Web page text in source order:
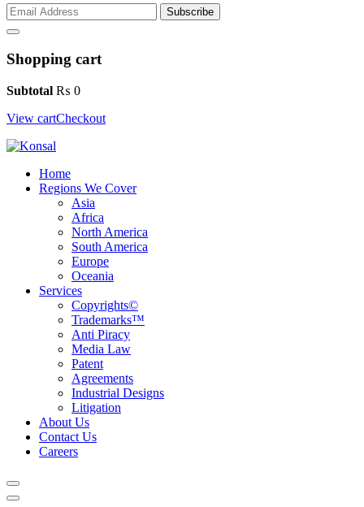
Subscribe
Shopping cart
Subtotal ₨ 0
View cartCheckout
Home
Regions We Cover
Asia
Africa
North America
South America
Europe
Oceania
Services
Copyrights©
Trademarks™
Anti Piracy
Media Law
Patent
Agreements
Industrial Designs
Litigation
About Us
Contact Us
Careers